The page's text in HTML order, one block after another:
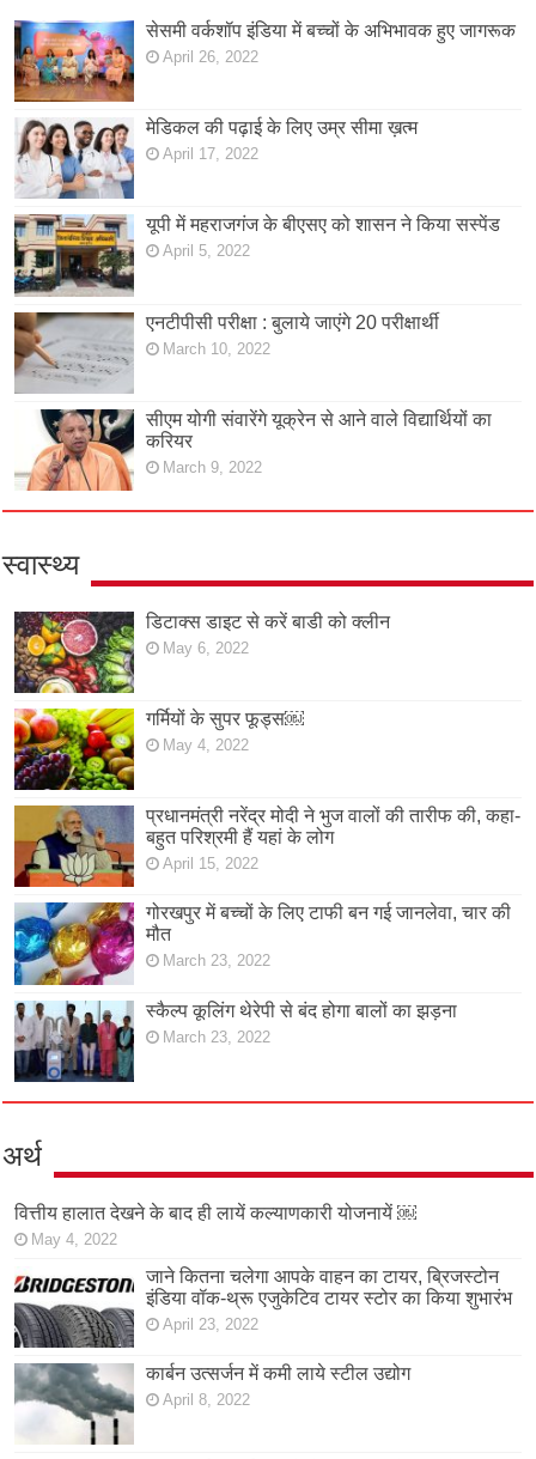
सेसमी वर्कशॉप इंडिया में बच्चों के अभिभावक हुए जागरूक
April 26, 2022
मेडिकल की पढ़ाई के लिए उम्र सीमा ख़त्म
April 17, 2022
यूपी में महराजगंज के बीएसए को शासन ने किया सस्पेंड
April 5, 2022
एनटीपीसी परीक्षा : बुलाये जाएंगे 20 परीक्षार्थी
March 10, 2022
सीएम योगी संवारेंगे यूक्रेन से आने वाले विद्यार्थियों का
करियर
March 9, 2022
स्वास्थ्य
डिटाक्स डाइट से करें बाडी को क्लीन
May 6, 2022
गर्मियों के सुपर फूड्स￼
May 4, 2022
प्रधानमंत्री नरेंद्र मोदी ने भुज वालों की तारीफ की, कहा-
बहुत परिश्रमी हैं यहां के लोग
April 15, 2022
गोरखपुर में बच्चों के लिए टाफी बन गई जानलेवा, चार की
मौत
March 23, 2022
स्कैल्प कूलिंग थेरेपी से बंद होगा बालों का झड़ना
March 23, 2022
अर्थ
वित्तीय हालात देखने के बाद ही लायें कल्याणकारी योजनायें ￼
May 4, 2022
जाने कितना चलेगा आपके वाहन का टायर, ब्रिजस्टोन
इंडिया वॉक-थ्रू एजुकेटिव टायर स्टोर का किया शुभारंभ
April 23, 2022
कार्बन उत्सर्जन में कमी लाये स्टील उद्योग
April 8, 2022